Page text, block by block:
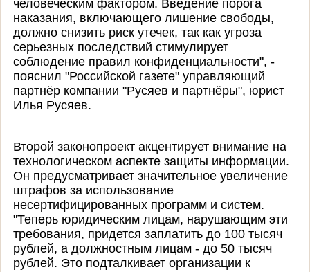
человеческим фактором. Введение порога
наказания, включающего лишение свободы,
должно снизить риск утечек, так как угроза
серьезных последствий стимулирует
соблюдение правил конфиденциальности", -
пояснил "Российской газете" управляющий
партнёр компании "Русяев и партнёры", юрист
Илья Русяев.
Второй законопроект акцентирует внимание на
технологическом аспекте защиты информации.
Он предусматривает значительное увеличение
штрафов за использование
несертифицированных программ и систем.
"Теперь юридическим лицам, нарушающим эти
требования, придется заплатить до 100 тысяч
рублей, а должностным лицам - до 50 тысяч
рублей. Это подталкивает организации к